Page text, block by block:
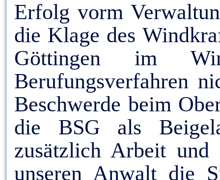
Erfolg vorm
die Klage des
Göttingen im
Berufungsverfahren
Beschwerde beim
die BSG als
zusätzlich Arbeit
unseren Anwalt die